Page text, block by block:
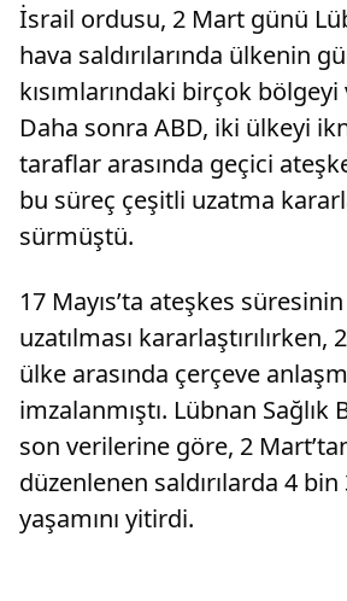
İsrail ordusu, 2 Mart günü
hava saldırılarında ülkenin
kısımlarındaki birçok
Daha sonra ABD, iki ülkeyi
taraflar arasında geçici
bu süreç çeşitli uzatma
sürmüştü.
17 Mayıs’ta ateşkes
uzatılması kararlaştırılırken,
ülke arasında çerçeve
imzalanmıştı. Lübnan Sağlık
son verilerine göre, 2
düzenlenen saldırılarda 4 bin
yaşamını yitirdi.